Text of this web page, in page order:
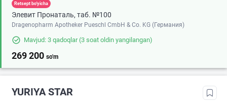
Retsept bo'yicha
Элевит Пронаталь, таб. №100
Dragenopharm Apotheker Pueschl CmbH & Co. KG (Германия)
Mavjud: 3 qadoqlar(3 soat oldin yangilangan)
269 200 so'm
YURIYA STAR